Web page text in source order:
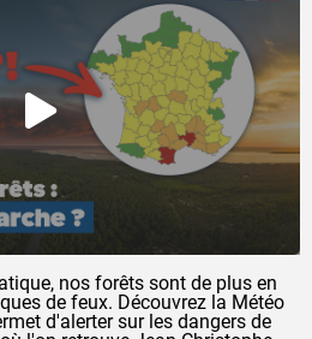
nos forêts sont de plus en
de feux. Découvrez la Météo
d'alerter sur les dangers de